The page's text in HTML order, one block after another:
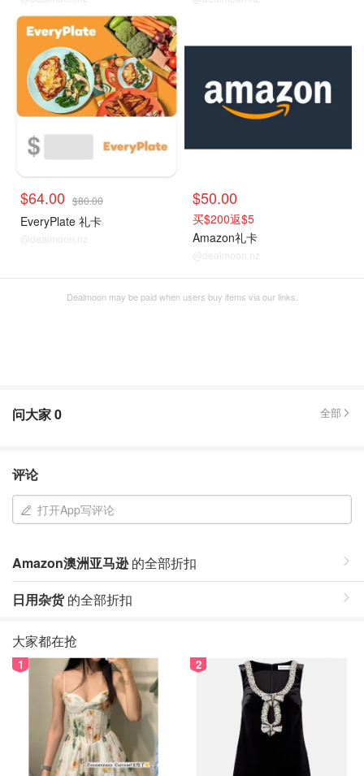
$64.00 $80.00
EveryPlate 礼卡
@dealmoon.nz
$50.00
买$200返$5
Amazon礼卡
@dealmoon.nz
Dealmoon may be paid when users buy items via our links.
问大家0 全部
评论
打开App写评论
Amazon澳洲亚马逊的全部折扣
日用杂货的全部折扣
大家都在抢
1 2